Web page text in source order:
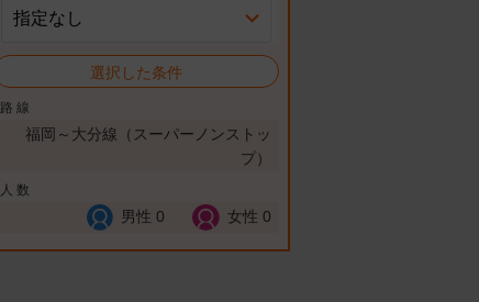
選択した条件
路 線
福岡～大分線（スーパーノンストッ
プ）
人 数
男性0 女性 0